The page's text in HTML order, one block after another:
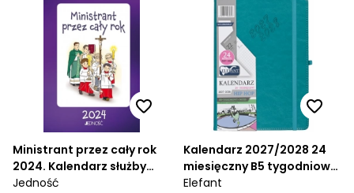
Ministrant przez cały rok
2024. Kalendarz służby
liturgicznej
Jedność
Kalendarz 2027/2028 24
miesięczny B5 tygodniowy
Hip Hop - turkusowy
Elefant